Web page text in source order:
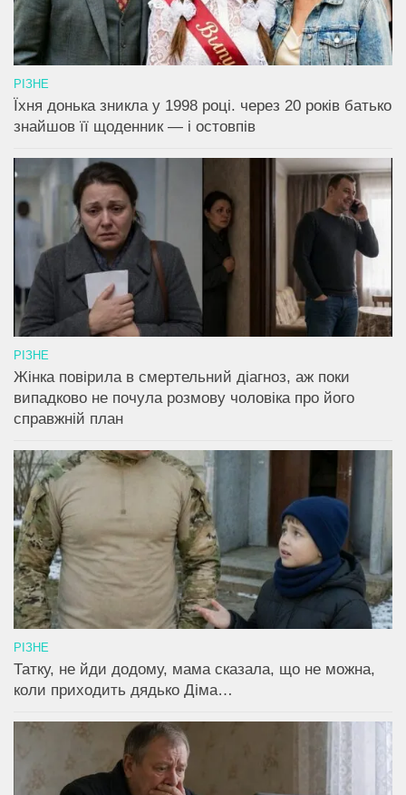
РІЗНЕ
Їхня донька зникла у 1998 році. через 20 років батько
знайшов її щоденник — і остовпів
РІЗНЕ
Жінка повірила в смертельний діагноз, аж поки
випадково не почула розмову чоловіка про його
справжній план
РІЗНЕ
Татку, не йди додому, мама сказала, що не можна,
коли приходить дядько Діма…